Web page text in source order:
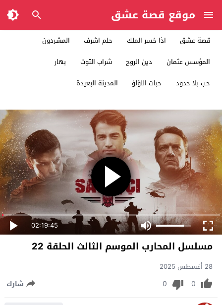
موقع قصة عشق
قصة عشق اذا خسر الملك حلم اشرف
المشردون
المؤسس عثمان
دين الروح شراب التوت
بهار
حب بلا حدود
حبات اللؤلؤ المدينة البعيدة
02:19:45
مسلسل المحارب الموسم الثالث الحلقة 22
28 أغسطس 2025
0
0 شارك